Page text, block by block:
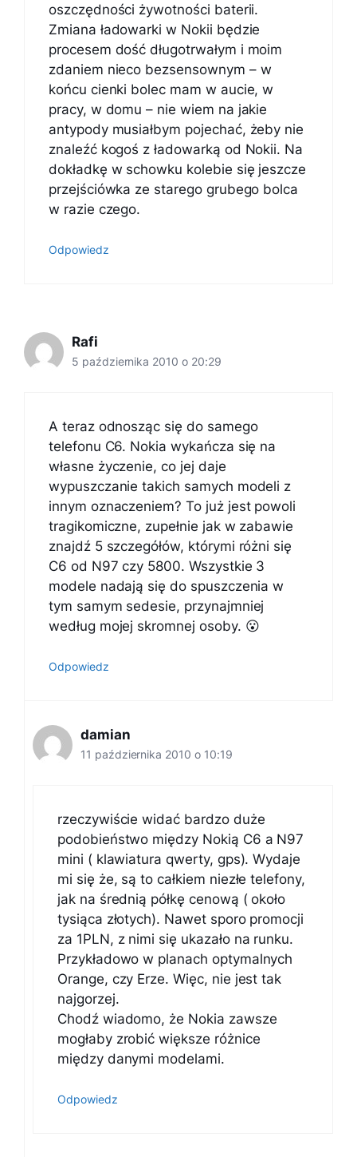
oszczędności żywotności baterii.
Zmiana ładowarki w Nokii będzie
procesem dość długotrwałym i moim
zdaniem nieco bezsensownym – w
końcu cienki bolec mam w aucie, w
pracy, w domu – nie wiem na jakie
antypody musiałbym pojechać, żeby nie
znaleźć kogoś z ładowarką od Nokii. Na
dokładkę w schowku kolebie się jeszcze
przejściówka ze starego grubego bolca
w razie czego.
Odpowiedz
Rafi
5 października 2010 o 20:29
A teraz odnosząc się do samego
telefonu C6. Nokia wykańcza się na
własne życzenie, co jej daje
wypuszczanie takich samych modeli z
innym oznaczeniem? To już jest powoli
tragikomiczne, zupełnie jak w zabawie
znajdź 5 szczegółów, którymi różni się
C6 od N97 czy 5800. Wszystkie 3
modele nadają się do spuszczenia w
tym samym sedesie, przynajmniej
według mojej skromnej osoby. 😮
Odpowiedz
damian
11 października 2010 o 10:19
rzeczywiście widać bardzo duże
podobieństwo między Nokią C6 a N97
mini ( klawiatura qwerty, gps). Wydaje
mi się że, są to całkiem niezłe telefony,
jak na średnią półkę cenową ( około
tysiąca złotych). Nawet sporo promocji
za 1PLN, z nimi się ukazało na runku.
Przykładowo w planach optymalnych
Orange, czy Erze. Więc, nie jest tak
najgorzej.
Chodź wiadomo, że Nokia zawsze
mogłaby zrobić większe różnice
między danymi modelami.
Odpowiedz